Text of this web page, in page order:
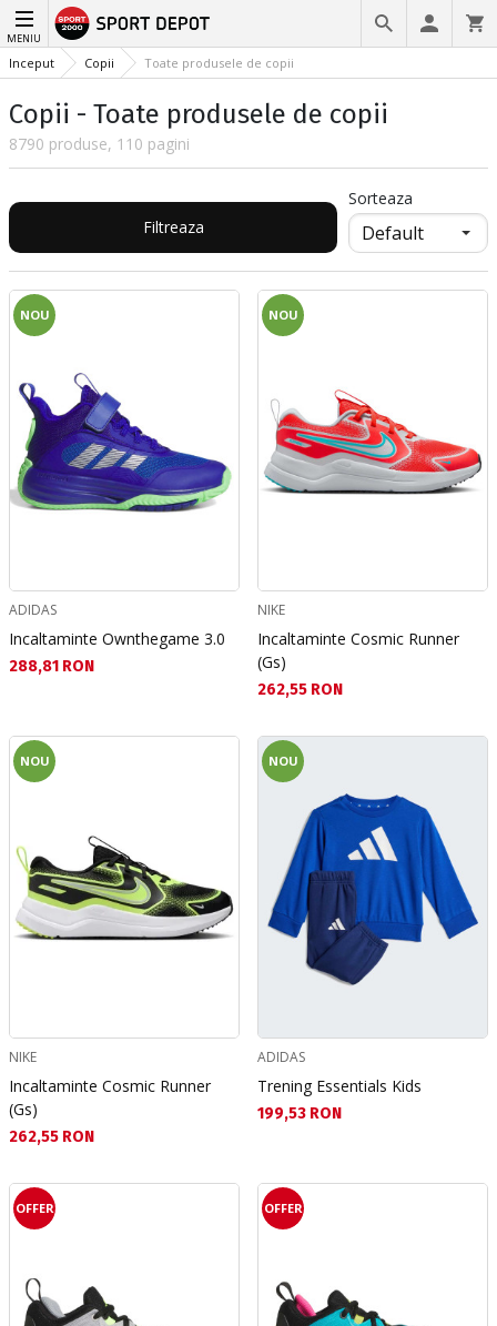
MENIU
Inceput Copii Toate produsele de copii
Copii - Toate produsele de copii
8790 produse, 110 pagini
Filtreaza
Sorteaza
NOU
ADIDAS
Incaltaminte Ownthegame 3.0
Текуща цена:
288,81 RON
NOU
NIKE
Incaltaminte Cosmic Runner
(Gs)
Текуща цена:
262,55 RON
NOU
NIKE
Incaltaminte Cosmic Runner
(Gs)
Текуща цена:
262,55 RON
NOU
ADIDAS
Trening Essentials Kids
Текуща цена:
199,53 RON
OFFER OFFER